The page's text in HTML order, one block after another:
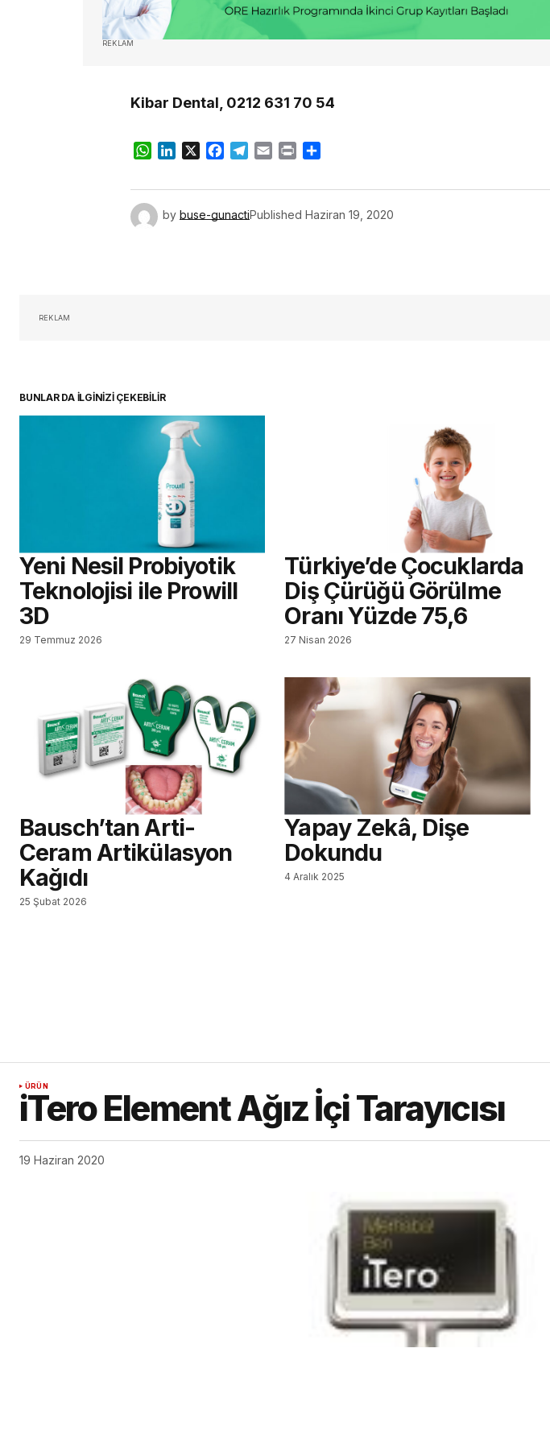
REKLAM
Kibar Dental, 0212 631 70 54
WhatsApp
LinkedIn
X Facebook
Telegram
Email Print
by buse-gunactiPublished Haziran 19, 2020
REKLAM
BUNLAR DA İLGİNİZİ ÇEKEBİLİR
Yeni Nesil Probiyotik
Teknolojisi ile Prowill
3D
29 Temmuz 2026
Türkiye’de Çocuklarda
Diş Çürüğü Görülme
Oranı Yüzde 75,6
27 Nisan 2026
Bausch’tan Arti-
Ceram Artikülasyon
Kağıdı
25 Şubat 2026
Yapay Zekâ, Dişe
Dokundu
4 Aralık 2025
ÜRÜN
iTero Element Ağız İçi Tarayıcısı
19 Haziran 2020